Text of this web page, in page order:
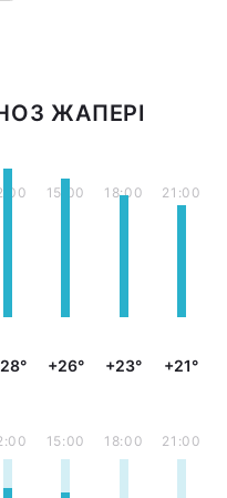
ЖАПЕРІ
15:00
+26°
18:00
+23°
21:00
+21°
15:00 18:00 21:00